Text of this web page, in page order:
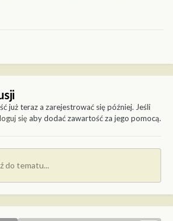
już teraz a zarejestrować się później. Jeśli
sięaby dodać zawartość za jego pomocą.
do tematu...